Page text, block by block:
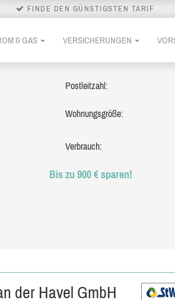
FINDE DEN GÜNSTIGSTEN TARIF
& GAS VERSICHERUNGEN
Postleitzahl:
Wohnungsgröße:
Verbrauch:
Bis zu 900 € sparen!
der Havel GmbH